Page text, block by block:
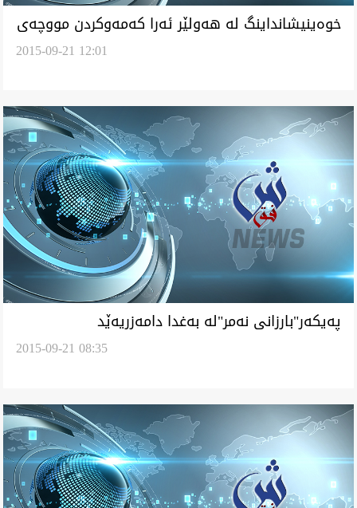
خوه‌ينيشانداينگ له‌ هه‌ولێر ئه‌را كه‌مه‌وكردن مووچه‌ى
2015-09-21 12:01
په‌يكه‌ر"بارزانى نه‌مر"له‌ به‌غدا دامه‌زريه‌ێد
2015-09-21 08:35